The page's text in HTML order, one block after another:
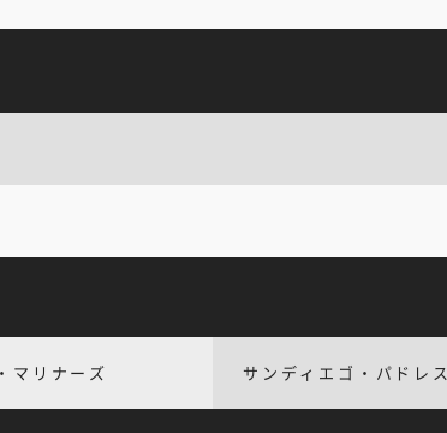
マリナーズ サンディエゴ・パドレス